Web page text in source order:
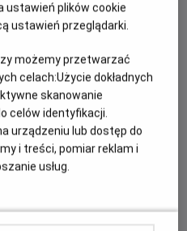
Świata? Przekonamy się
4-6 dni
46,90 ZŁ 49,90 ZŁ
ustawień plików cookie
ustawień przeglądarki.
możemy przetwarzać
celach:Użycie dokładnych
skanowanie
celów identyfikacji.
urządzeniu lub dostęp do
i treści, pomiar reklam i
usług.